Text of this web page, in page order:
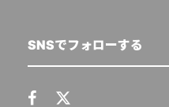
SNSでフォローする